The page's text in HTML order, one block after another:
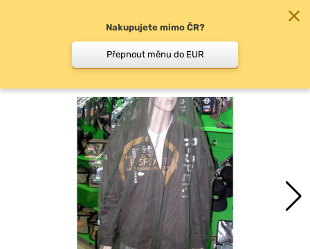
Zimní čepice
Nakupujete mimo ČR?
Přepnout měnu do EUR